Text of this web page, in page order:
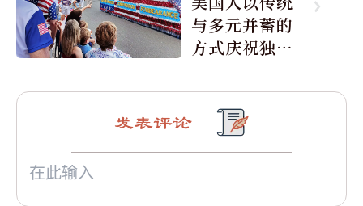
与多元并蓄的
方式庆祝独立
发表评论